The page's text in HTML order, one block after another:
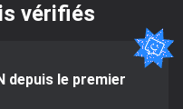
vérifiés
depuis le premier